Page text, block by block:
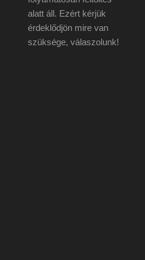
alatt áll. Ezért kérjük
érdeklődjön mire van
szüksége, válaszolunk!